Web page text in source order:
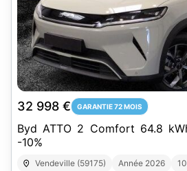
32 998 € GARANTIE 72 MOIS
Byd ATTO 2 Comfort 64.8
-10%
Vendeville (59175) Année 2026